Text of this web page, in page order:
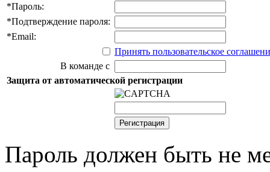
*Пароль:
*Подтверждение пароля:
*Email:
Принять пользовательское
В команде с
Защита от автоматической регистрации
Пароль должен быть не